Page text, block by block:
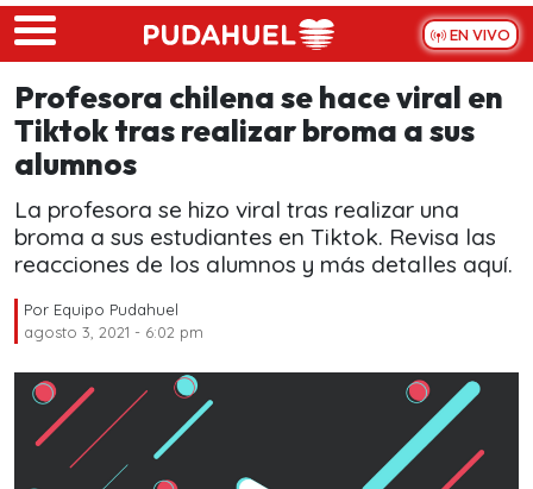
Skip to main content
EN VIVO
Profesora chilena se hace viral en
Tiktok tras realizar broma a sus
alumnos
La profesora se hizo viral tras realizar una
broma a sus estudiantes en Tiktok. Revisa las
reacciones de los alumnos y más detalles aquí.
Por Equipo Pudahuel
agosto 3, 2021 - 6:02 pm